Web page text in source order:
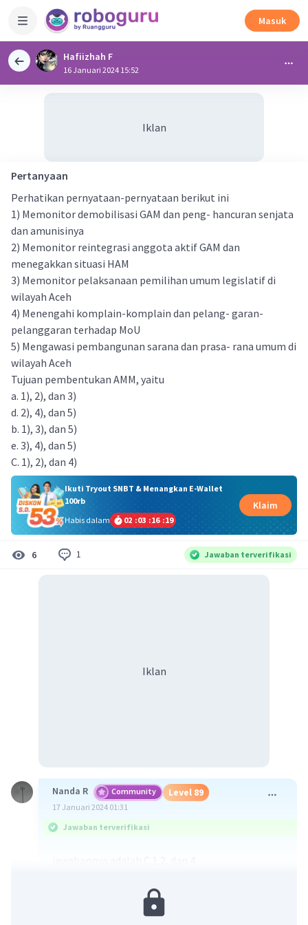
Masuk
Hafiizhah F
16 Januari 2024 15:52
Iklan
Pertanyaan
Perhatikan pernyataan-pernyataan berikut ini
1) Memonitor demobilisasi GAM dan peng- hancuran senjata
dan amunisinya
2) Memonitor reintegrasi anggota aktif GAM dan
menegakkan situasi HAM
3) Memonitor pelaksanaan pemilihan umum legislatif di
wilayah Aceh
4) Menengahi komplain-komplain dan pelang- garan-
pelanggaran terhadap MoU
5) Mengawasi pembangunan sarana dan prasa- rana umum di
wilayah Aceh
Tujuan pembentukan AMM, yaitu
a. 1), 2), dan 3)
d. 2), 4), dan 5)
b. 1), 3), dan 5)
e. 3), 4), dan 5)
C. 1), 2), dan 4)
Ikuti Tryout SNBT & Menangkan E-Wallet
100rb
Habis dalam
02 :03 :16 :19
Klaim
6 1 Jawaban terverifikasi
Iklan
Nanda R Community Level 89
17 Januari 2024 01:31
Jawaban terverifikasi
Pertama, pernyataan 1) "Memonitor
demobilisasi GAM dan penghancuran senjata dan